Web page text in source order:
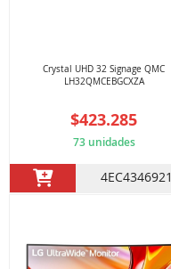
Crystal UHD 32 Signage QMC
LH32QMCEBGCXZA
$423.285
73 unidades
4EC4346921